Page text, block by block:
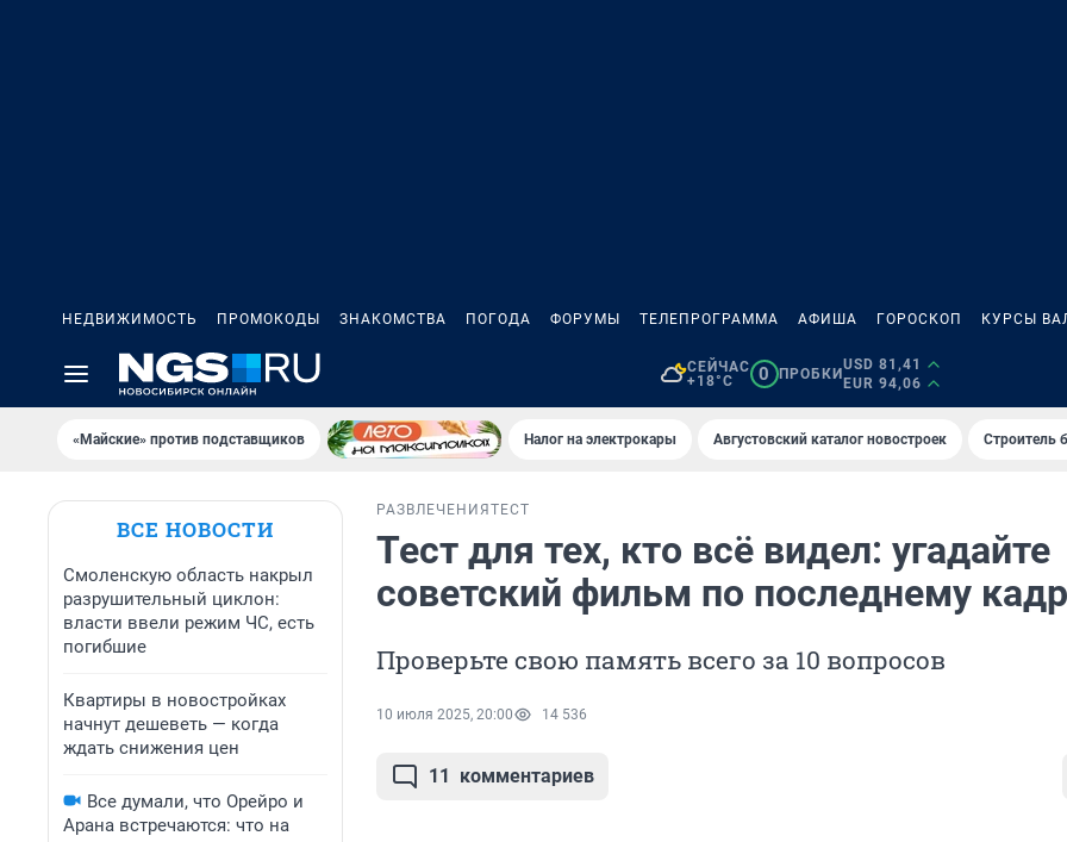
НЕДВИЖИМОСТЬ ПРОМОКОДЫ ЗНАКОМСТВА ПОГОДА ФОРУМЫ ТЕЛЕПРОГРАММА АФИША ГОРОСКОП КУРСЫ
СЕЙЧАС
+18°C
0 ПРОБКИ
USD 81,41
EUR 94,06
«Майские» против подставщиков Налог на электрокары Августовский каталог новостроек Строитель
ВСЕ НОВОСТИ
Смоленскую область накрыл
разрушительный циклон:
власти ввели режим ЧС, есть
погибшие
Квартиры в новостройках
начнут дешеветь — когда
ждать снижения цен
Все думали, что Орейро и
Арана встречаются: что на
РАЗВЛЕЧЕНИЯ ТЕСТ
Тест для тех, кто всё видел: угадайте
советский фильм по последнему
Проверьте свою память всего за 10 вопросов
10 июля 2025, 20:00 14 536
11 комментариев